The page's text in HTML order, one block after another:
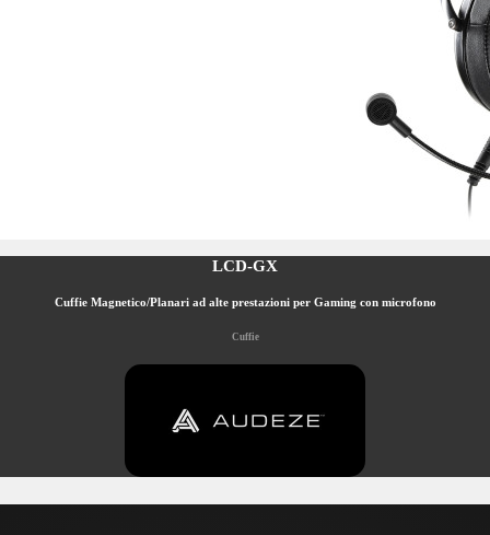
LCD-GX
Cuffie Magnetico/Planari ad alte prestazioni per Gaming con microfono
Cuffie